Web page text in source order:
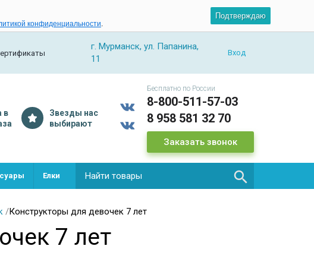
конфиденциальности.
Подтверждаю
г. Мурманск, ул. Папанина,
11
Вход
в
Звезды нас
выбирают
Бесплатно по России
8-800-511-57-03
8 958 581 32 70
Заказать звонок
Елки 
/Конструкторы для девочек 7 лет
7 лет